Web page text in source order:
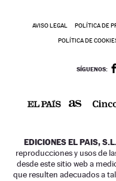
AVISO LEGAL POLÍTICA DE
POLÍTICA DE
SÍGUENOS:
EDICIONES EL PAIS,
reproducciones y usos de
desde este sitio web a
que resulten adecuados a